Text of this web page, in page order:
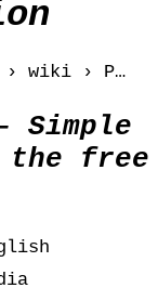
wiki › P…
Simple
the free